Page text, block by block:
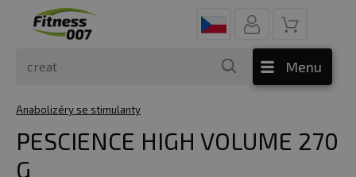
Menu
Anabolizéry se stimulanty
PESCIENCE HIGH VOLUME 270
G